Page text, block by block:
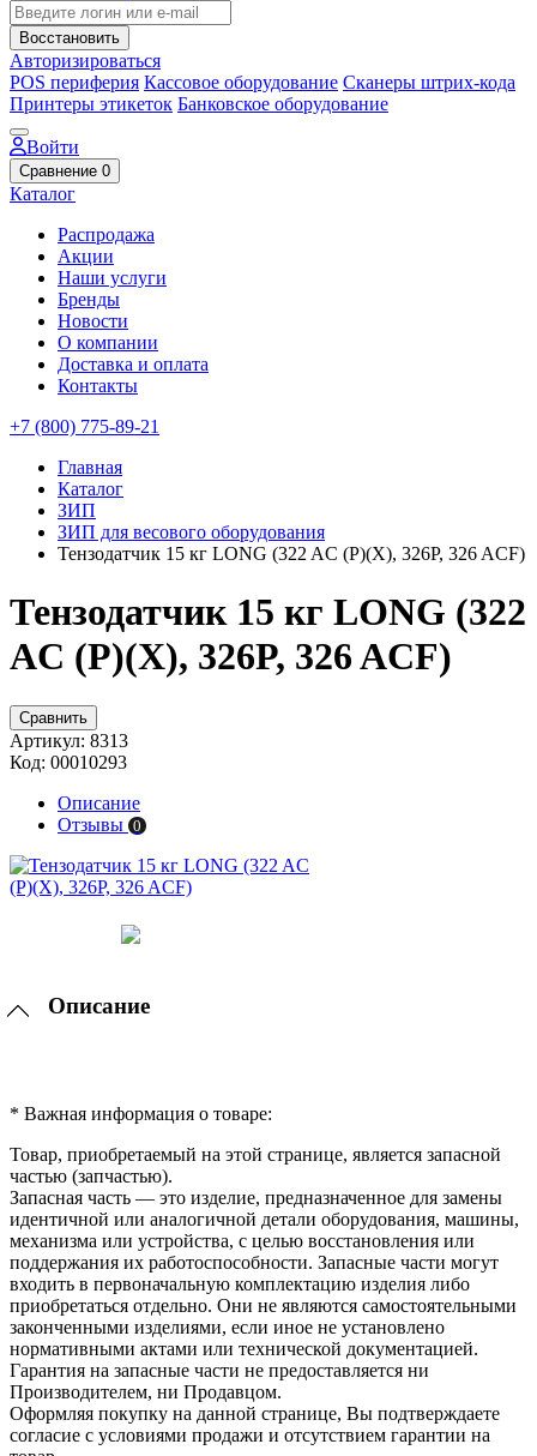
Восстановить
Авторизироваться
POS периферия Кассовое оборудование Сканеры штрих-кода
Принтеры этикеток Банковское оборудование
Войти
Сравнение 0
Каталог
Распродажа
Акции
Наши услуги
Бренды
Новости
О компании
Доставка и оплата
Контакты
+7 (800) 775-89-21
Главная
Каталог
ЗИП
ЗИП для весового оборудования
Тензодатчик 15 кг LONG (322 AC (P)(X), 326P, 326 ACF)
Тензодатчик 15 кг LONG (322
AC (P)(X), 326P, 326 ACF)
Сравнить
Артикул: 8313
Код: 00010293
Описание
Отзывы 0
Описание
* Важная информация о товаре:
Товар, приобретаемый на этой странице, является запасной
частью (запчастью).
Запасная часть — это изделие, предназначенное для замены
идентичной или аналогичной детали оборудования, машины,
механизма или устройства, с целью восстановления или
поддержания их работоспособности. Запасные части могут
входить в первоначальную комплектацию изделия либо
приобретаться отдельно. Они не являются самостоятельными
законченными изделиями, если иное не установлено
нормативными актами или технической документацией.
Гарантия на запасные части не предоставляется ни
Производителем, ни Продавцом.
Оформляя покупку на данной странице, Вы подтверждаете
согласие с условиями продажи и отсутствием гарантии на